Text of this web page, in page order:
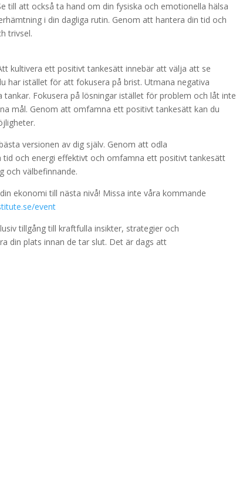
till att också ta hand om din fysiska och emotionella hälsa
i din dagliga rutin. Genom att hantera din tid och
trivsel.
kultivera ett positivt tankesätt innebär att välja att se
har istället för att fokusera på brist. Utmana negativa
Fokusera på lösningar istället för problem och låt inte
mål. Genom att omfamna ett positivt tankesätt kan du
versionen av dig själv. Genom att odla
och energi effektivt och omfamna ett positivt tankesätt
och välbefinnande.
ekonomi till nästa nivå! Missa inte våra kommande
event
tillgång till kraftfulla insikter, strategier och
din plats innan de tar slut. Det är dags att